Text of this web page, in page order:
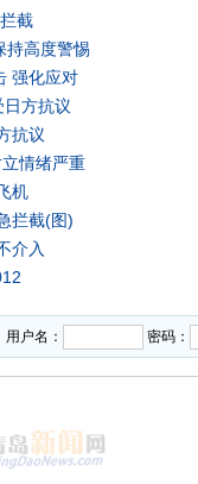
截
持高度警惕
强化应对
方抗议
抗议
情绪严重
机
拦截(图)
介入
用户名： 密码：